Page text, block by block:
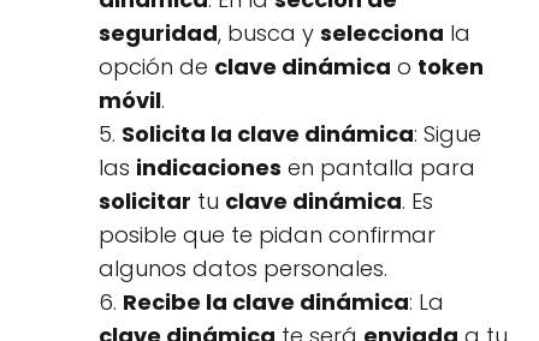
seguridad, busca y selecciona la
opción de clave dinámica o token
móvil.
5. Solicita la clave dinámica: Sigue
las indicaciones en pantalla para
solicitar tu clave dinámica. Es
posible que te pidan confirmar
algunos datos personales.
6. Recibe la clave dinámica: La